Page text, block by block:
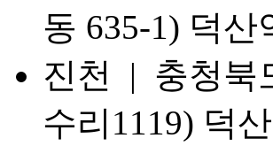
동 635-1) 덕
진천 | 충청북
수리1119) 덕